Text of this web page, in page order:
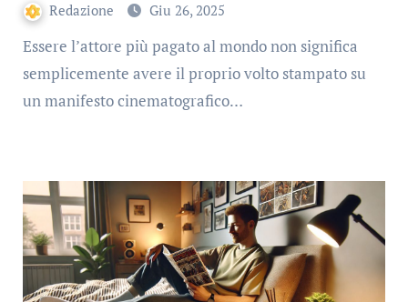
Redazione Giu 26, 2025
Essere l’attore più pagato al mondo non significa
semplicemente avere il proprio volto stampato su
un manifesto cinematografico…